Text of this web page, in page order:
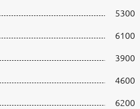
5300
6100
3900
4600
6200